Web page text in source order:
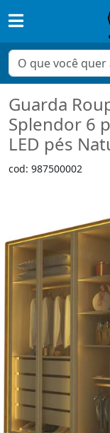
Guarda
Splendor 6
LED pés
cod: 987500002